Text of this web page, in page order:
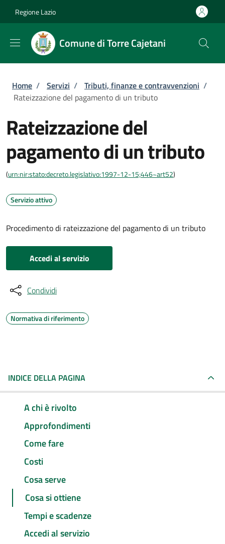
Regione Lazio
Comune di Torre Cajetani
Briciole di pane
Home / Servizi / Tributi, finanze e contravvenzioni /
Rateizzazione del pagamento di un tributo
Rateizzazione del
pagamento di un tributo
(urn:nir:stato:decreto.legislativo:1997-12-15;446~art52)
Servizio attivo
Procedimento di rateizzazione del pagamento di un tributo
Accedi al servizio
Condividi
Normativa di riferimento
INDICE DELLA PAGINA
A chi è rivolto
Approfondimenti
Come fare
Costi
Cosa serve
Cosa si ottiene
Tempi e scadenze
Accedi al servizio